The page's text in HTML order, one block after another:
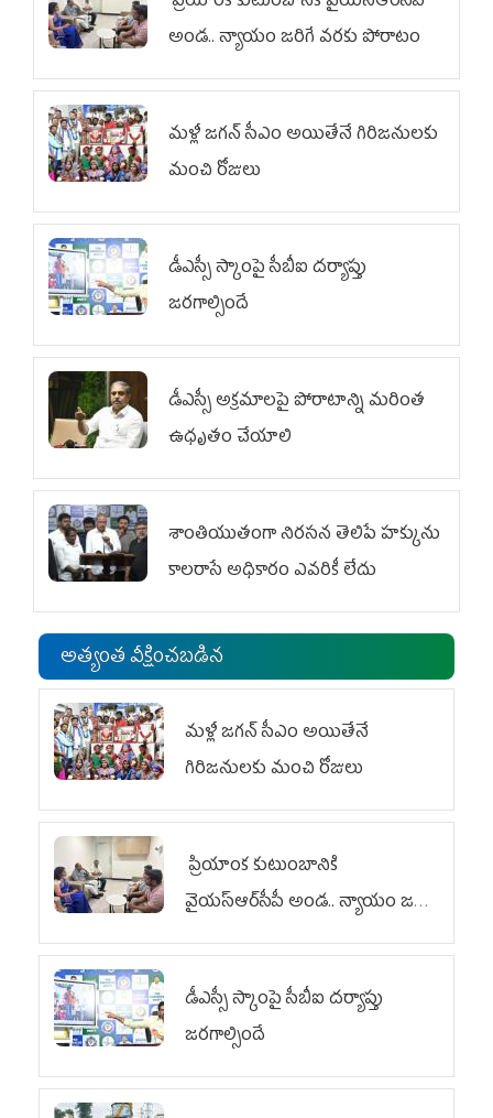
అండ.. న్యాయం జరిగే వరకు పోరాటం
మళ్లీ జగన్ సీఎం అయితేనే గిరిజనులకు
మంచి రోజులు
డీఎస్సీ స్కాంపై సీబీఐ దర్యాప్తు
జరగాల్సిందే
డీఎస్సీ అక్రమాలపై పోరాటాన్ని మరింత
ఉధృతం చేయాలి
శాంతియుతంగా నిరసన తెలిపే హక్కును
కాలరాసే అధికారం ఎవరికీ లేదు
అత్యంత వీక్షించబడిన
మళ్లీ జగన్ సీఎం అయితేనే
గిరిజనులకు మంచి రోజులు
ప్రియాంక కుటుంబానికి
వైయ‌స్ఆర్‌సీపీ అండ.. న్యాయం జరిగే
వరకు పోరాటం
డీఎస్సీ స్కాంపై సీబీఐ దర్యాప్తు
జరగాల్సిందే